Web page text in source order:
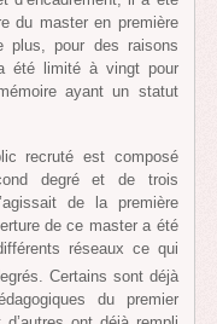
du master en première
plus, pour des raisons
a été limité à vingt pour
ayant un statut
recruté est composé
degré et de trois
de la première
de ce master a été
réseaux ce qui
Certains sont déjà
du premier